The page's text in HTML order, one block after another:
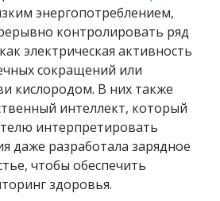
энергопотреблением,
контролировать ряд
электрическая активность
сокращений или
кислородом. В них также
интеллект, который
интерпретировать
даже разработала зарядное
чтобы обеспечить
здоровья.